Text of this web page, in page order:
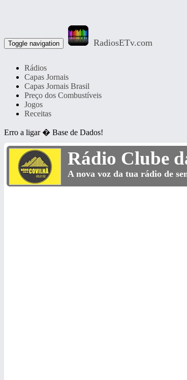
Toggle navigation RadiosETv.com
Rádios
Capas Jornais
Capas Jornais Brasil
Preço dos Combustíveis
Jogos
Receitas
Erro a ligar � Base de Dados!
Rádio Clube
A nova voz da tua rádio de